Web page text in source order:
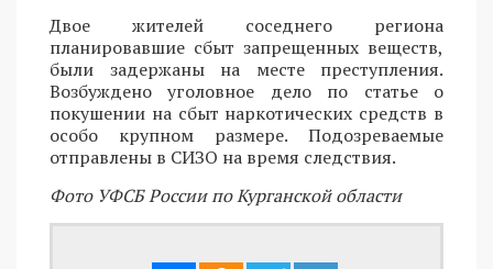
Двое жителей соседнего региона
планировавшие сбыт запрещенных веществ,
были задержаны на месте преступления.
Возбуждено уголовное дело по статье о
покушении на сбыт наркотических средств в
особо крупном размере. Подозреваемые
отправлены в СИЗО на время следствия.
Фото УФСБ России по Курганской области